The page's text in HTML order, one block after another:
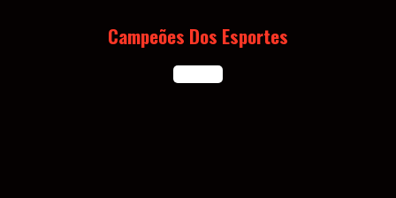
Campeões Dos Esportes
Open